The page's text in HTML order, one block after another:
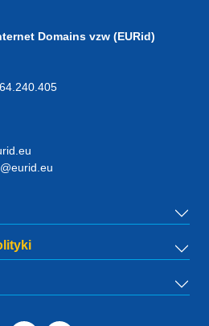
Domains vzw (EURid)